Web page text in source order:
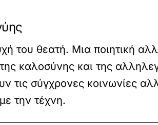
θεατή. Μια ποιητική
καλοσύνης και της
τις σύγχρονες κοινωνίες
την τέχνη.